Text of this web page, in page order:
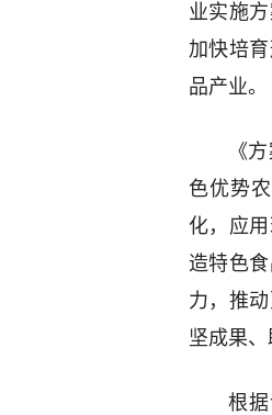
业实施
加快培
品产业。
《
色优势
化，应
造特色
力，推
坚成果、
根